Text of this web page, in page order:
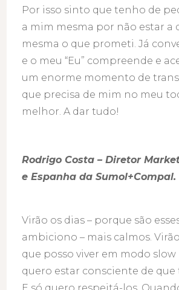
Por isso sinto que tenho de
a mim mesma por não estar a
mesma o que prometi. Já
e o meu “Eu” compreende e
um enorme momento de
que precisa de mim no meu
melhor. A dar tudo!
Rodrigo Costa – Diretor
e Espanha da Sumol+Compal.
Virão os dias – porque são
ambiciono – mais calmos.
que posso viver em modo slow
quero estar consciente de